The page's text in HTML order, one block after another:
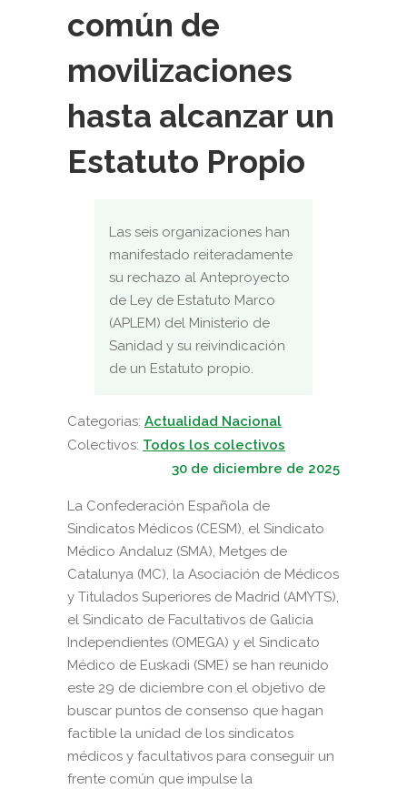
común de
movilizaciones
hasta alcanzar un
Estatuto Propio
Las seis organizaciones han
manifestado reiteradamente
su rechazo al Anteproyecto
de Ley de Estatuto Marco
(APLEM) del Ministerio de
Sanidad y su reivindicación
de un Estatuto propio.
Categorias: Actualidad Nacional
Colectivos: Todos los colectivos
30 de diciembre de 2025
La Confederación Española de
Sindicatos Médicos (CESM), el Sindicato
Médico Andaluz (SMA), Metges de
Catalunya (MC), la Asociación de Médicos
y Titulados Superiores de Madrid (AMYTS),
el Sindicato de Facultativos de Galicia
Independientes (OMEGA) y el Sindicato
Médico de Euskadi (SME) se han reunido
este 29 de diciembre con el objetivo de
buscar puntos de consenso que hagan
factible la unidad de los sindicatos
médicos y facultativos para conseguir un
frente común que impulse la